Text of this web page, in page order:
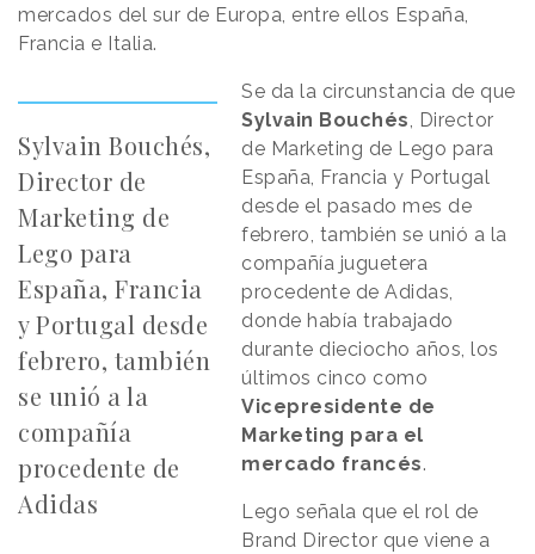
mercados del sur de Europa, entre ellos España,
Francia e Italia.
Sylvain Bouchés,
Director de
Marketing de
Lego para
España, Francia
y Portugal desde
febrero, también
se unió a la
compañía
procedente de
Adidas
Se da la circunstancia de que
Sylvain Bouchés, Director
de Marketing de Lego para
España, Francia y Portugal
desde el pasado mes de
febrero, también se unió a la
compañía juguetera
procedente de Adidas,
donde había trabajado
durante dieciocho años, los
últimos cinco como
Vicepresidente de
Marketing para el
mercado francés.
Lego señala que el rol de
Brand Director que viene a